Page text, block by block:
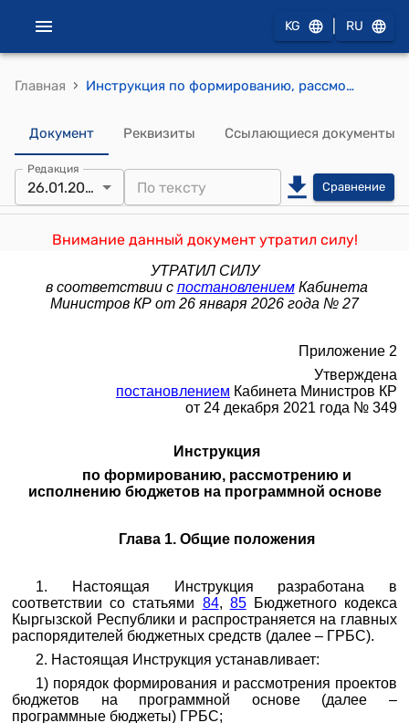
KG RU
Главная › Инструкция по формированию, рассмотрению и исполнению бюджетов на программной основе (Утверждена постановлением Кабинета Министров КР от 24 декабря 2021 года № 349)
Документ Реквизиты Ссылающиеся документы
Редакция
26.01.2026 Сравнение
Внимание данный документ утратил силу!